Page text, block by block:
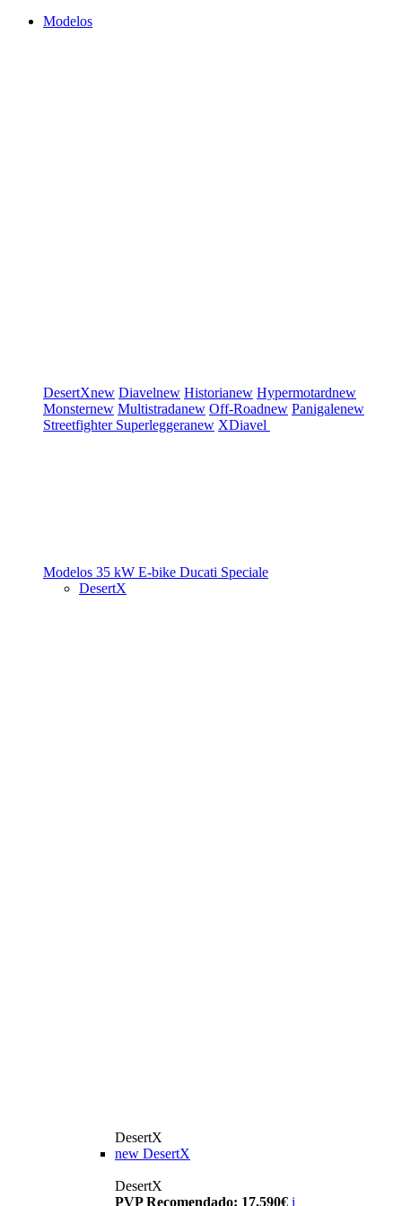
Modelos
DesertXnew Diavelnew Historianew Hypermotardnew
Monsternew Multistradanew Off-Roadnew Panigalenew
Streetfighter Superleggeranew XDiavel
Modelos 35 kW E-bike Ducati Speciale
DesertX
DesertX
new DesertX
DesertX
PVP Recomendado: 17.590€ i